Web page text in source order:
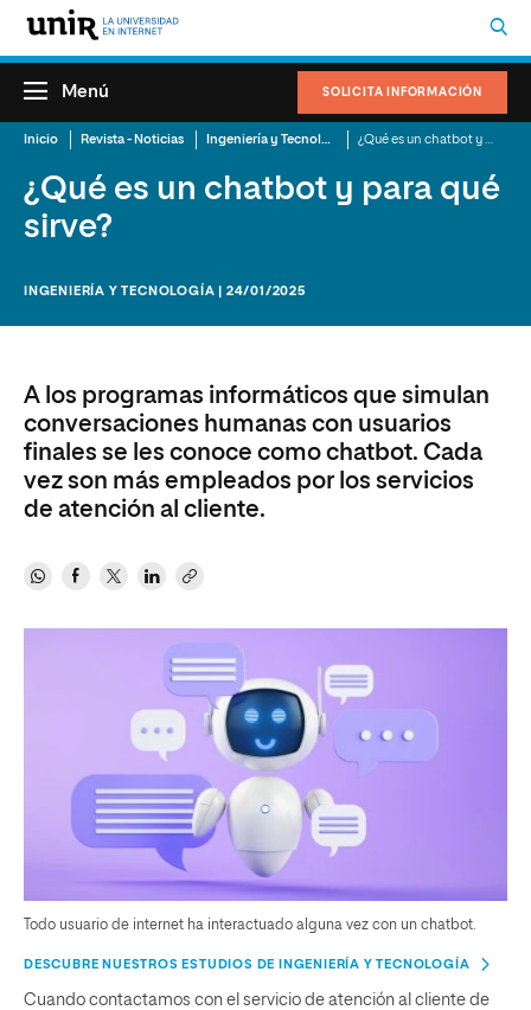
SOLICITA INFORMACIÓN
Menú
Inicio Revista - Noticias Ingeniería y Tecnología
¿Qué es un chatbot y para qué
sirve?
INGENIERÍA Y TECNOLOGÍA | 24/01/2025
A los programas informáticos que simulan
conversaciones humanas con usuarios
finales se les conoce como chatbot. Cada
vez son más empleados por los servicios
de atención al cliente.
Todo usuario de internet ha interactuado alguna vez con un chatbot.
DESCUBRE NUESTROS ESTUDIOS DE INGENIERÍA Y TECNOLOGÍA
Cuando contactamos con el servicio de atención al cliente de